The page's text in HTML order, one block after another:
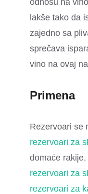
lakše tako da
zajedno sa
sprečava
vino na ovaj
Primena
Rezervoari se
rezervoari za
domaće
rezervoari za
rezervoari za